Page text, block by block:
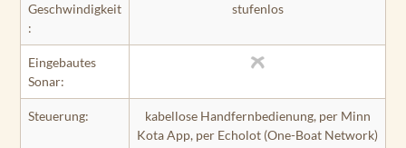
Geschwindigkeit
:
stufenlos
Eingebautes
Sonar:
Steuerung:
kabellose Handfernbedienung, per Minn
Kota App, per Echolot (One-Boat Network)